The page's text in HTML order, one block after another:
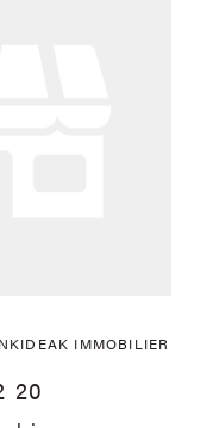
IMMOBILIER
20